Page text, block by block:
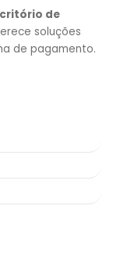
de
soluções
de pagamento.